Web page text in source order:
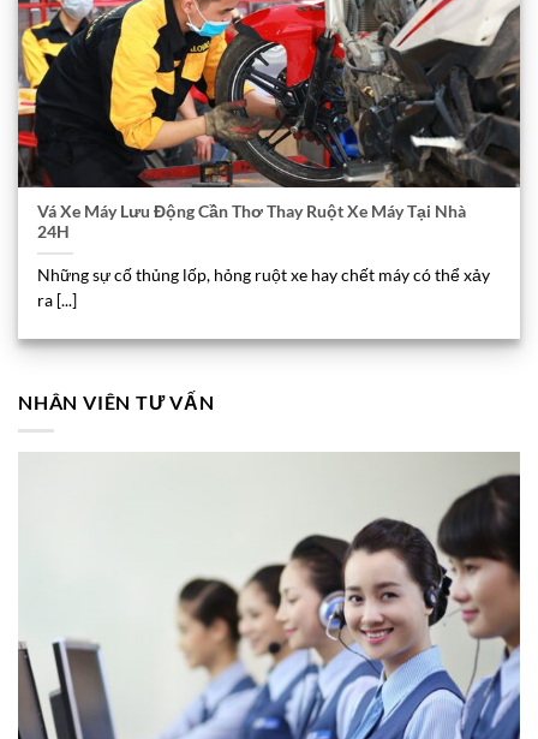
Vá Xe Máy Lưu Động Cần Thơ Thay Ruột Xe Máy Tại Nhà
24H
Những sự cố thủng lốp, hỏng ruột xe hay chết máy có thể xảy
ra [...]
NHÂN VIÊN TƯ VẤN